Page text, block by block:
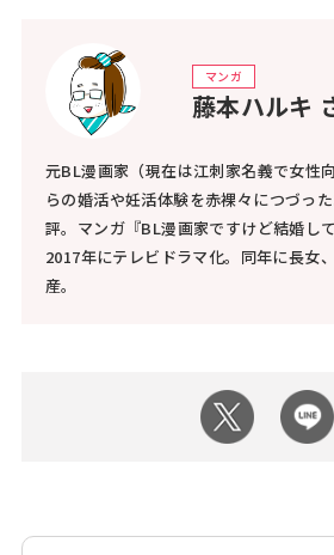
マンガ
藤本ハルキ
元BL漫画家（現在は江刺家名義で女性
らの婚活や妊活体験を赤裸々につづっ
評。マンガ『BL漫画家ですけど結婚し
2017年にテレビドラマ化。同年に長女
産。